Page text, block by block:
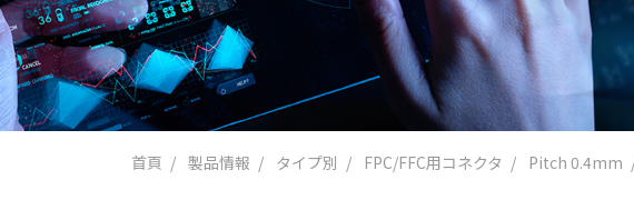
首頁 製品情報 タイプ別 FPC/FFC用コネクタ Pitch 0.4mm